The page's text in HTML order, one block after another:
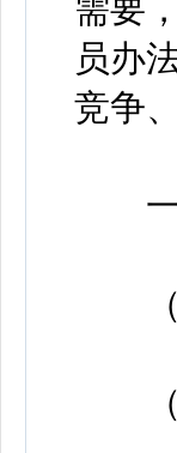
需要
员办
竞争
一
（
（